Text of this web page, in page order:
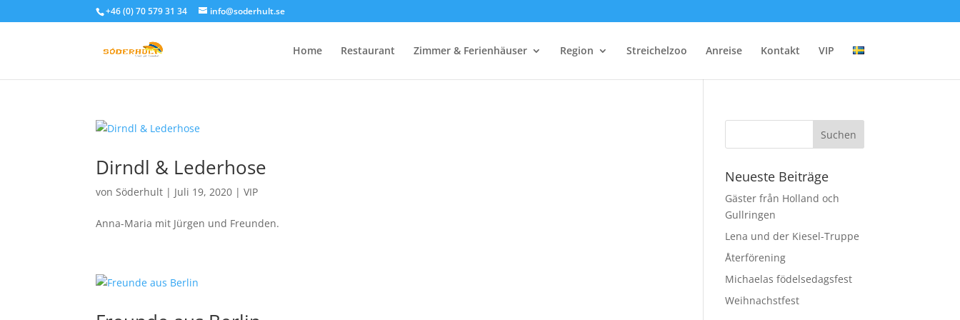
+46 (0) 70 579 31 34 info@soderhult.se
Home Restaurant Zimmer & Ferienhäuser Region Streichelzoo Anreise Kontakt VIP
Dirndl & Lederhose
vonSöderhult | Juli 19, 2020 |VIP
Anna-Maria mit Jürgen und Freunden.
Neueste Beiträge
Gäster från Holland och
Gullringen
Lena und der Kiesel-Truppe
Återförening
Michaelas födelsedagsfest
Weihnachstfest